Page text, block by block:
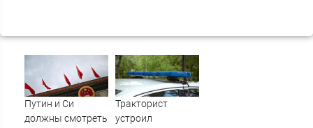
Путин и Си
должны смотреть
Тракторист
устроил